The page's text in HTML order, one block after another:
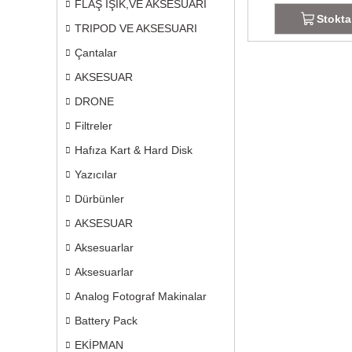
FLAŞ IŞIK,VE AKSESUARI
TRIPOD VE AKSESUARI
Çantalar
AKSESUAR
DRONE
Filtreler
Hafıza Kart & Hard Disk
Yazıcılar
Dürbünler
AKSESUAR
Aksesuarlar
Aksesuarlar
Analog Fotograf Makinalar
Battery Pack
EKİPMAN